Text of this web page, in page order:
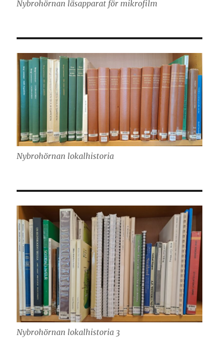
Nybrohörnan läsapparat för mikrofilm
Nybrohörnan lokalhistoria
Nybrohörnan lokalhistoria 3